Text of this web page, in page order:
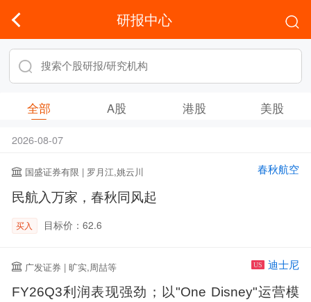
研报中心
全部 A股 港股 美股
2026-08-07
国盛证券有限 | 罗月江,姚云川 春秋航空
民航入万家，春秋同风起
买入 目标价：62.6
广发证券 | 旷实,周喆等 US 迪士尼
FY26Q3利润表现强劲；以"One Disney"运营模